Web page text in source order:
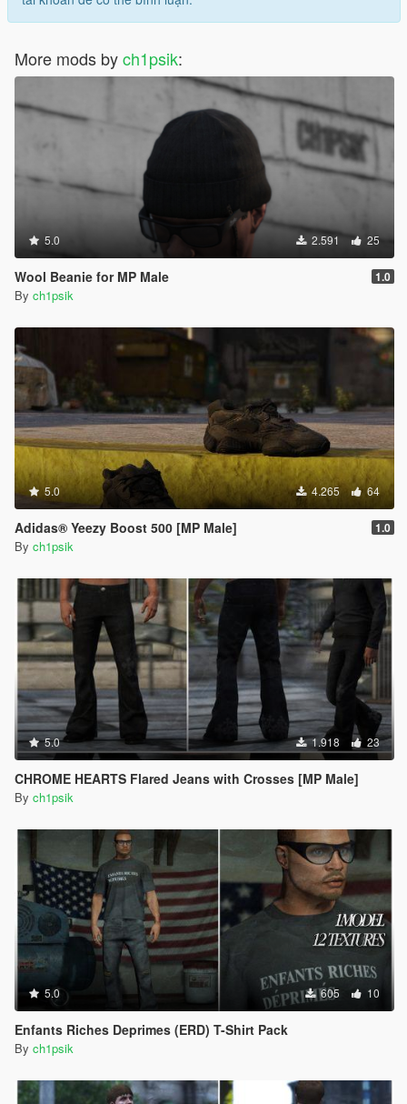
More mods bych1psik:
5.0 2.591 25
Wool Beanie for MP Male 1.0
By ch1psik
5.0 4.265 64
Adidas® Yeezy Boost 500 [MP Male] 1.0
By ch1psik
5.0 1.918 23
CHROME HEARTS Flared Jeans with Crosses [MP Male]
By ch1psik
5.0 605 10
Enfants Riches Deprimes (ERD) T-Shirt Pack
By ch1psik